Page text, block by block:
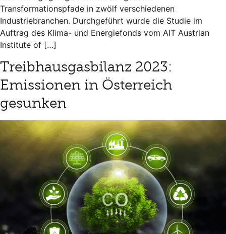
Transformationspfade in zwölf verschiedenen
Industriebranchen. Durchgeführt wurde die Studie im
Auftrag des Klima- und Energiefonds vom AIT Austrian
Institute of […]
Treibhausgasbilanz 2023:
Emissionen in Österreich
gesunken